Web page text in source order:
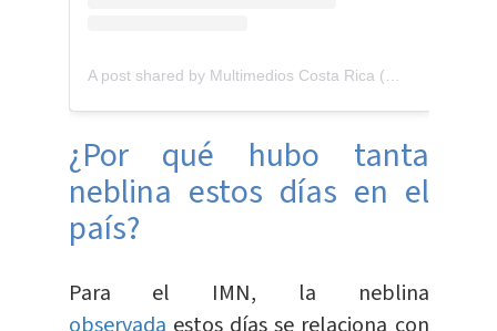
¿Por qué hubo tanta
neblina estos días en el
país?
Para el IMN, la neblina